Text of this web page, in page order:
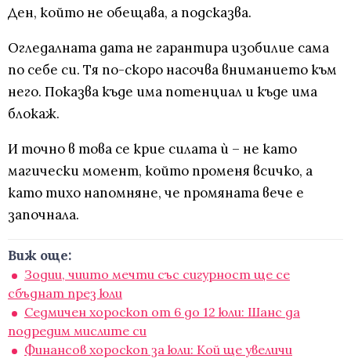
Ден, който не обещава, а подсказва.
Огледалната дата не гарантира изобилие сама
по себе си. Тя по-скоро насочва вниманието към
него. Показва къде има потенциал и къде има
блокаж.
И точно в това се крие силата ѝ – не като
магически момент, който променя всичко, а
като тихо напомняне, че промяната вече е
започнала.
Виж още:
Зодии, чиито мечти със сигурност ще се
сбъднат през юли
Седмичен хороскоп от 6 до 12 юли: Шанс да
подредим мислите си
Финансов хороскоп за юли: Кой ще увеличи